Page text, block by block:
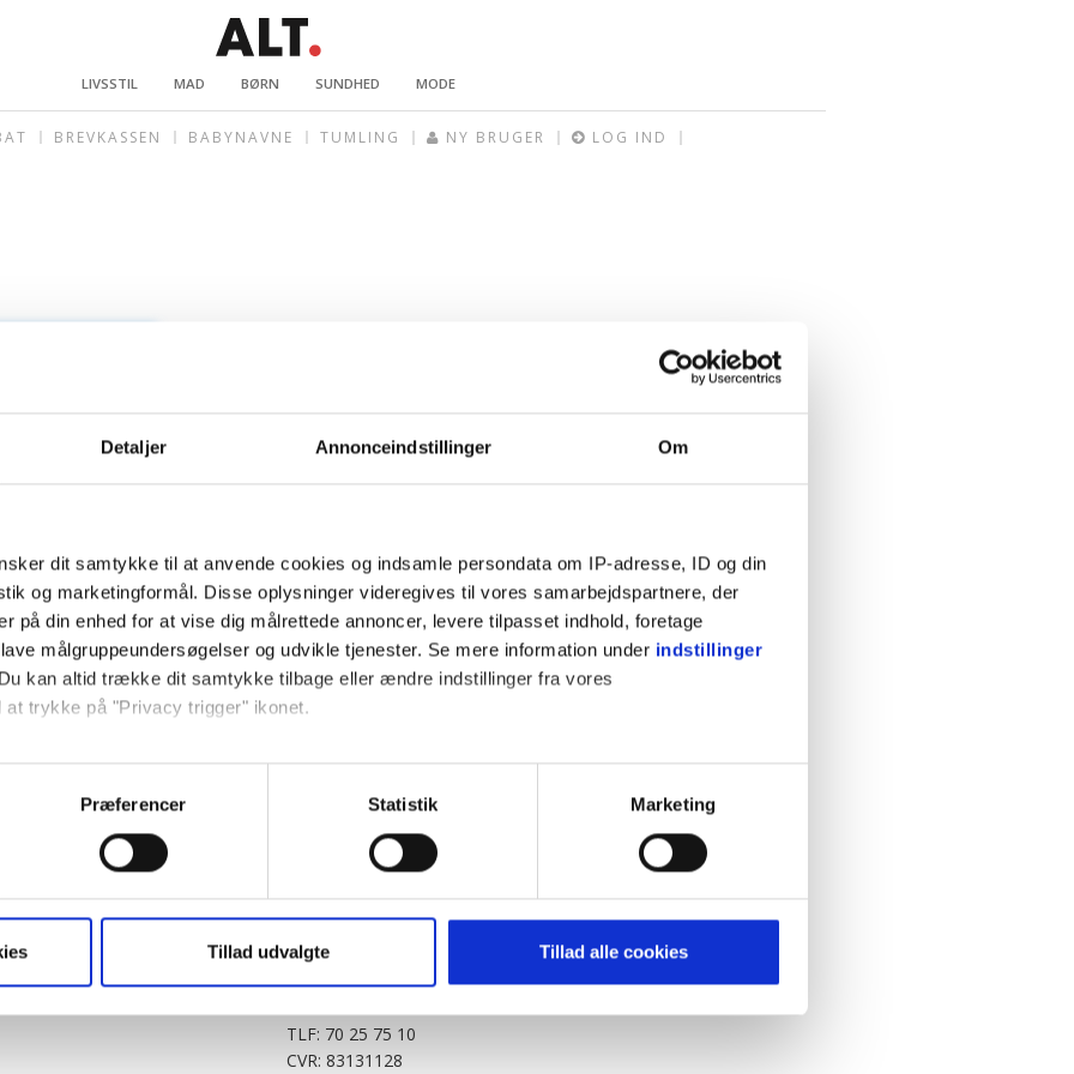
Detaljer Annonceindstillinger Om
dit samtykke til at anvende cookies og indsamle persondata om IP-adresse, ID og din
og marketingformål. Disse oplysninger videregives til vores samarbejdspartnere, der
på din enhed for at vise dig målrettede annoncer, levere tilpasset indhold, foretage
målgruppeundersøgelser og udvikle tjenester. Se mere information under indstillinger
kan altid trække dit samtykke tilbage eller ændre indstillinger fra vores
at trykke på "Privacy trigger" ikonet.
gerne:
om din placering, der kan være nøjagtig inden for få meter
baseret på en scanning af dens unikke karakteristika (fingerprinting)
må bruge egne cookies og cookies fra tredjeparter til at optimere dit besøg på vores
generere statistik og huske dine præferencer samt til brug for markedsføring, så vi
tilbage. Du skal være opmærksom på, at vores hjemmeside muligvis ikke fungerer
cookies eller tilbagetrækker et samtykke. Du kan læse mere om vores brug af cookies
Præferencer Statistik Marketing
Tillad udvalgte Tillad alle cookies
LIVSSTIL MAD BØRN SUNDHED MODE
BREVKASSEN BABYNAVNE TUMLING NY BRUGER LOG IND
KitchenOne.dk
Jollyroom.dk
Outnorth.dk
Klikk.no
Alt.dk
Realityportalen.dk
Cookiepolitik
Privatlivspolitik
BABY.DK
Story House Egmont A/S
Strødamvej 46
TLF: 70 25 75 10
CVR: 83131128